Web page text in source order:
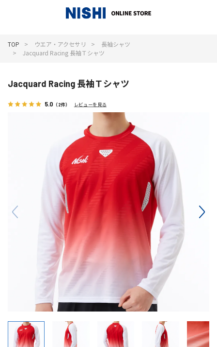
TOP ウエア・アクセサリ
長袖シャツ
Jacquard Racing 長袖Ｔシャツ
Jacquard Racing 長袖Ｔシャツ
5.0 （2件） レビューを見る